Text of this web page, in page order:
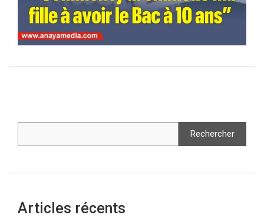
Rechercher
Articles récents